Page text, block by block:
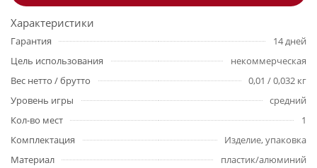
Характеристики
Гарантия
14 дней
Цель использования
некоммерческая
Вес нетто / брутто
0,01 / 0,032 кг
Уровень игры
средний
Кол-во мест
1
Комплектация
Изделие, упаковка
Материал
пластик/алюминий